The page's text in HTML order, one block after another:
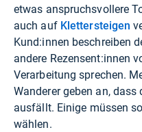
etwas anspruchsvollere
auch auf Klettersteigen
Kund:innen beschreiben
andere Rezensent:innen
Verarbeitung sprechen.
Wanderer geben an, dass
ausfällt. Einige müssen
wählen.